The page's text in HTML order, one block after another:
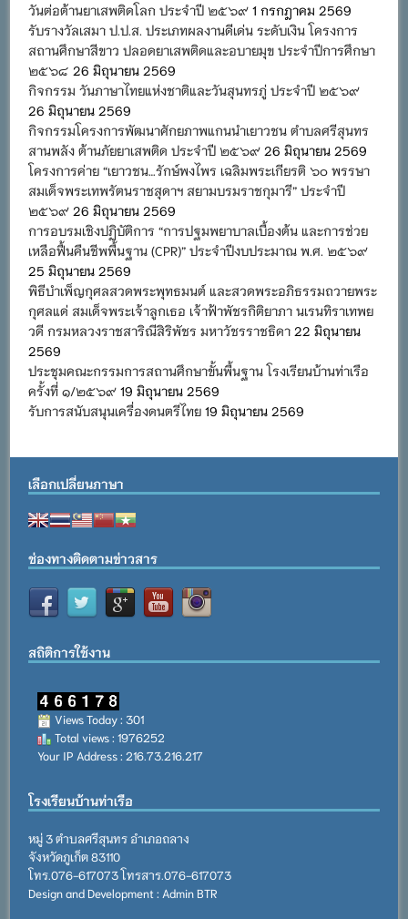
วันต่อต้านยาเสพติดโลก ประจำปี ๒๕๖๙ 1 กรกฎาคม 2569
รับรางวัลเสมา ป.ป.ส. ประเภทผลงานดีเด่น ระดับเงิน โครงการ
สถานศึกษาสีขาว ปลอดยาเสพติดและอบายมุข ประจำปีการศึกษา
๒๕๖๘ 26 มิถุนายน 2569
กิจกรรม วันภาษาไทยแห่งชาติและวันสุนทรภู่ ประจำปี ๒๕๖๙
26 มิถุนายน 2569
กิจกรรมโครงการพัฒนาศักยภาพแกนนำเยาวชน ตำบลศรีสุนทร
สานพลัง ต้านภัยยาเสพติด ประจำปี ๒๕๖๙ 26 มิถุนายน 2569
โครงการค่าย “เยาวชน…รักษ์พงไพร เฉลิมพระเกียรติ ๖๐ พรรษา
สมเด็จพระเทพรัตนราชสุดาฯ สยามบรมราชกุมารี” ประจำปี
๒๕๖๙ 26 มิถุนายน 2569
การอบรมเชิงปฏิบัติการ “การปฐมพยาบาลเบื้องต้น และการช่วย
เหลือฟื้นคืนชีพพื้นฐาน (CPR)” ประจำปีงบประมาณ พ.ศ. ๒๕๖๙
25 มิถุนายน 2569
พิธีบำเพ็ญกุศลสวดพระพุทธมนต์ และสวดพระอภิธรรมถวายพระ
กุศลแด่ สมเด็จพระเจ้าลูกเธอ เจ้าฟ้าพัชรกิติยาภา นเรนทิราเทพย
วดี กรมหลวงราชสาริณีสิริพัชร มหาวัชรราชธิดา 22 มิถุนายน
2569
ประชุมคณะกรรมการสถานศึกษาขั้นพื้นฐาน โรงเรียนบ้านท่าเรือ
ครั้งที่ ๑/๒๕๖๙ 19 มิถุนายน 2569
รับการสนับสนุนเครื่องดนตรีไทย 19 มิถุนายน 2569
เลือกเปลี่ยนภาษา
ช่องทางติดตามข่าวสาร
สถิติการใช้งาน
Views Today : 301
Total views : 1976252
Your IP Address : 216.73.216.217
โรงเรียนบ้านท่าเรือ
หมู่ 3 ตำบลศรีสุนทร อำเภอถลาง
จังหวัดภูเก็ต 83110
โทร.076-617073 โทรสาร.076-617073
Design and Development : Admin BTR